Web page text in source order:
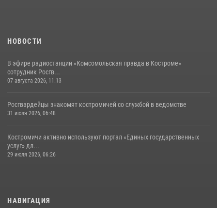
НОВОСТИ
В эфире радиостанции «Комсомольская правда в Костроме»
сотрудник Росгв...
07 августа 2026, 11:13
Росгвардейцы знакомят костромичей со службой в ведомстве
31 июля 2026, 06:48
Костромичи активно используют портал «Единых государственных
услуг» дл...
29 июля 2026, 06:26
НАВИГАЦИЯ